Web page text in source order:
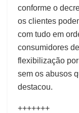
conforme o
os clientes
com tudo em
consumidores
flexibilização
sem os abusos
destacou.
+++++++